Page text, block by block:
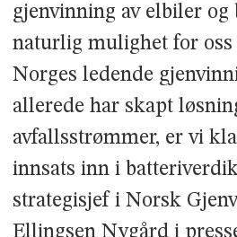
gjenvinning av elbiler
naturlig mulighet for oss
Norges ledende
allerede har skapt
avfallsstrømmer, er vi
innsats inn i
strategisjef i Norsk
Ellingsen Nygård i